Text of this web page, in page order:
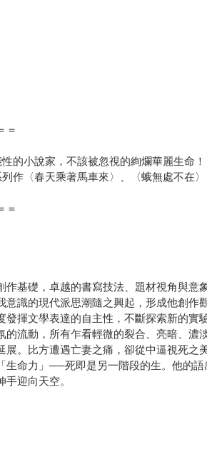
＝
的小說家，不該被忽視的絢爛華麗生命！
作〈春天乘著馬車來〉、〈蛾無處不在〉
＝
基礎，卓越的書寫技法、題材視角與
識的現代派思潮隨之興起，形成他創
揮文學表達的自主性，不斷探索新的實
流動，所有乍看輕微的裂合、亮暗、
。比方遭遇亡妻之痛，卻從中逼視死
命力」──死即是另一階段的生。他的
迎向天空。